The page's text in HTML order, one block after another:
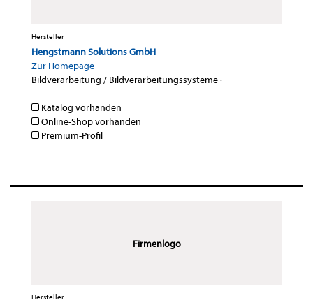
Hersteller
Hengstmann Solutions GmbH
Zur Homepage
Bildverarbeitung / Bildverarbeitungssysteme·
Katalog vorhanden
Online-Shop vorhanden
Premium-Profil
Firmenlogo
Hersteller